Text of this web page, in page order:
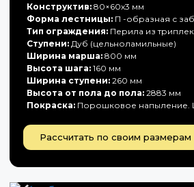
Конструктив: 80×60х3 мм
Форма лестницы: П -образная с
Тип ограждения: Перила из
Ступени: Дуб (цельноламильные)
Ширина марша: 800 мм
Высота шага: 160 мм
Ширина ступени: 260 мм
Высота от пола до пола: 2883 мм
Покраска: Порошковое напыление.
Рассчитать по своим размерам